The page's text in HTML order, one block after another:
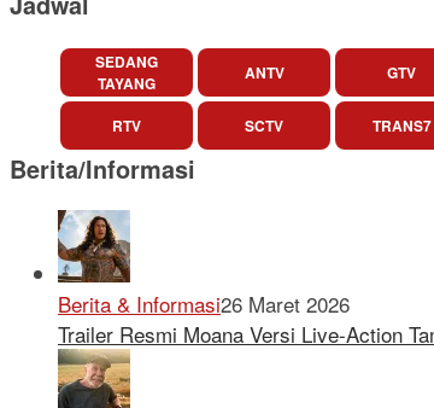
SEDANG
TAYANG
ANTV GTV
RTV SCTV TRANS7
Berita/Informasi
Berita & Informasi26 Maret 2026
Trailer Resmi Moana Versi Live-Action